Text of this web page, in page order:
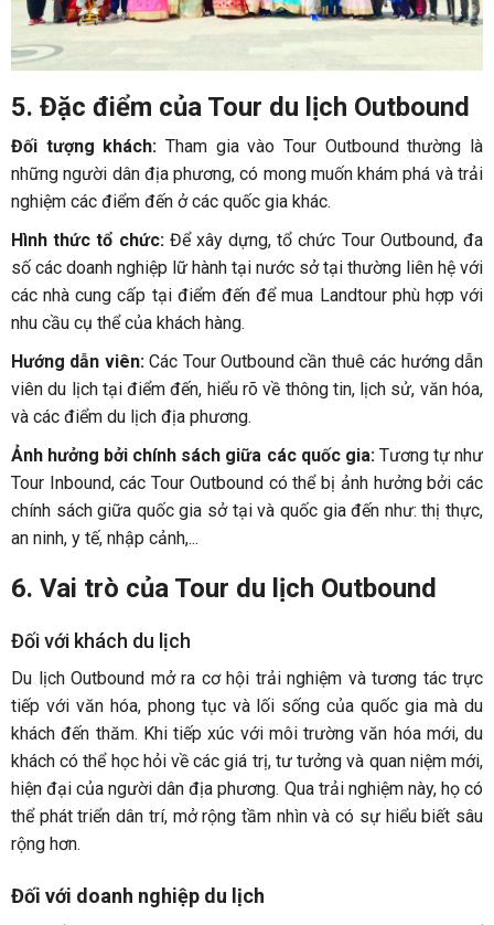
5. Đặc điểm của Tour du lịch Outbound
Đối tượng khách: Tham gia vào Tour Outbound thường là
những người dân địa phương, có mong muốn khám phá và trải
nghiệm các điểm đến ở các quốc gia khác.
Hình thức tổ chức: Để xây dựng, tổ chức Tour Outbound, đa
số các doanh nghiệp lữ hành tại nước sở tại thường liên hệ với
các nhà cung cấp tại điểm đến để mua Landtour phù hợp với
nhu cầu cụ thể của khách hàng.
Hướng dẫn viên:Các Tour Outbound cần thuê các hướng dẫn
viên du lịch tại điểm đến, hiểu rõ về thông tin, lịch sử, văn hóa,
và các điểm du lịch địa phương.
Ảnh hưởng bởi chính sách giữa các quốc gia: Tương tự như
Tour Inbound, các Tour Outbound có thể bị ảnh hưởng bởi các
chính sách giữa quốc gia sở tại và quốc gia đến như: thị thực,
an ninh, y tế, nhập cảnh,...
6. Vai trò của Tour du lịch Outbound
Đối với khách du lịch
Du lịch Outbound mở ra cơ hội trải nghiệm và tương tác trực
tiếp với văn hóa, phong tục và lối sống của quốc gia mà du
khách đến thăm. Khi tiếp xúc với môi trường văn hóa mới, du
khách có thể học hỏi về các giá trị, tư tưởng và quan niệm mới,
hiện đại của người dân địa phương. Qua trải nghiệm này, họ có
thể phát triển dân trí, mở rộng tầm nhìn và có sự hiểu biết sâu
rộng hơn.
Đối với doanh nghiệp du lịch